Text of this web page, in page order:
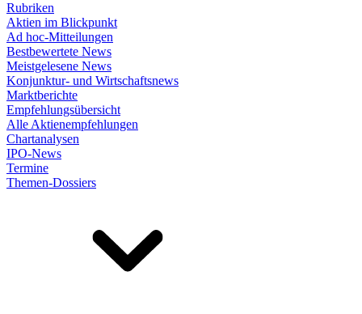
Rubriken
Aktien im Blickpunkt
Ad hoc-Mitteilungen
Bestbewertete News
Meistgelesene News
Konjunktur- und Wirtschaftsnews
Marktberichte
Empfehlungsübersicht
Alle Aktienempfehlungen
Chartanalysen
IPO-News
Termine
Themen-Dossiers